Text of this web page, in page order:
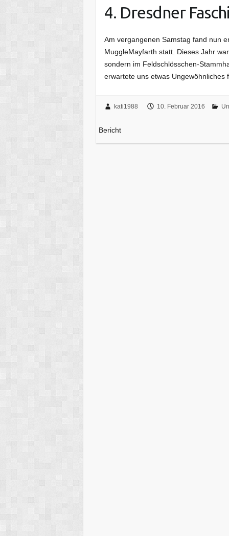
4. Dresdner
Am vergangenen Samstag fand nun
MuggleMayfarth statt. Dieses Jahr
sondern im Feldschlösschen-
erwartete uns etwas
kati1988 10. Februar 2016
Bericht